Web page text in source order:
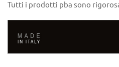
Tutti i prodotti pba sono